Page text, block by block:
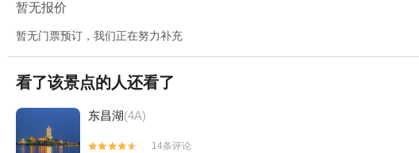
暂无报价
暂无门票预订，我们正在努力补充
看了该景点的人还看了
东昌湖(4A)


14条评论